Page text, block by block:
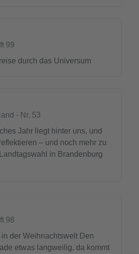
99
durch das Universum
- Nr. 53
Jahr liegt hinter uns, und
– und noch mehr zu
in Brandenburg
98
der Weihnachtswelt Den
etwas langweilig, da kommt